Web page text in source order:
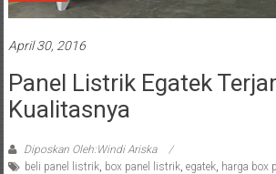
April 30, 2016
Panel Listrik Egatek
Kualitasnya
Diposkan Oleh:Windi Ariska
beli panel listrik, box panel listrik, egatek, harga box